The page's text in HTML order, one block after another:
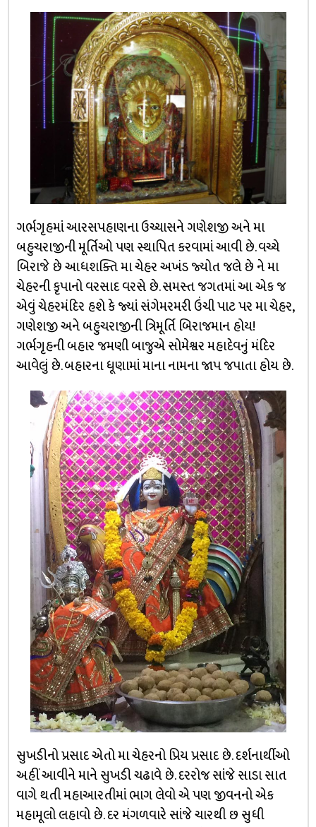
ગર્ભગૃહમાં આરસપહાણના ઉચ્ચાસને ગણેશજી અને મા
બહુચરાજીની મૂર્તિઓ પણ સ્થાપિત કરવામાં આવી છે. વચ્ચે
બિરાજે છે આધશક્તિ મા ચેહર અખંડ જ્યોત જલે છે ને મા
ચેહરની કૃપાનો વરસાદ વરસે છે. સમસ્ત જગતમાં આ એક જ
એવું ચેહરમંદિર હશે કે જ્યાં સંગેમરમરી ઉંચી પાટ પર મા ચેહર,
ગણેશજી અને બહુચરાજીની ત્રિમૂર્તિ બિરાજમાન હોય!
ગર્ભગૃહની બહાર જમણી બાજુએ સોમેશ્વર મહાદેવનું મંદિર
આવેલું છે. બહારના ધૂણામાં માના નામના જાપ જપાતા હોય છે.
સુખડીનો પ્રસાદ એતો મા ચેહરનો પ્રિય પ્રસાદ છે. દર્શનાર્થીઓ
અહીં આવીને માને સુખડી ચઢાવે છે. દરરોજ સાંજે સાડા સાત
વાગે થતી મહાઆરતીમાં ભાગ લેવો એ પણ જીવનનો એક
મહામૂલો લહાવો છે. દર મંગળવારે સાંજે ચારથી છ સુધી